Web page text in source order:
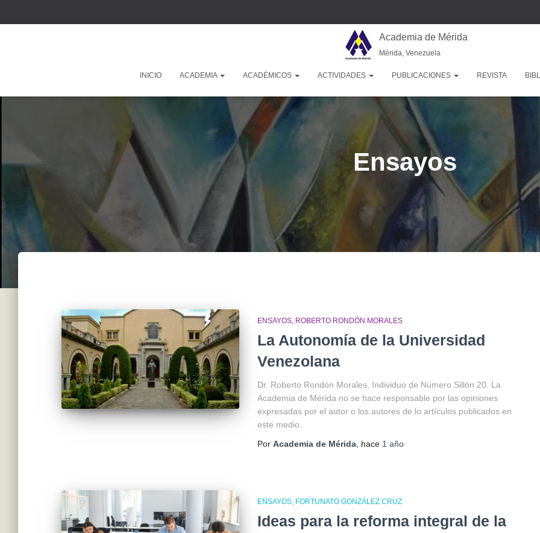
Academia de Mérida
Mérida, Venezuela
INICIO ACADEMIA ACADÉMICOS ACTIVIDADES PUBLICACIONES REVISTA
Ensayos
ENSAYOS ROBERTO RONDÓN MORALES
La Autonomía de la Universidad
Venezolana
Dr. Roberto Rondón Morales, Individuo de Número Sillón 20. La
Academia de Mérida no se hace responsable por las opiniones
expresadas por el autor o los autores de lo artículos publicados en
este medio.
Por Academia de Mérida , hace 1 año
ENSAYOS FORTUNATO GONZÁLEZ CRUZ
Ideas para la reforma integral de la